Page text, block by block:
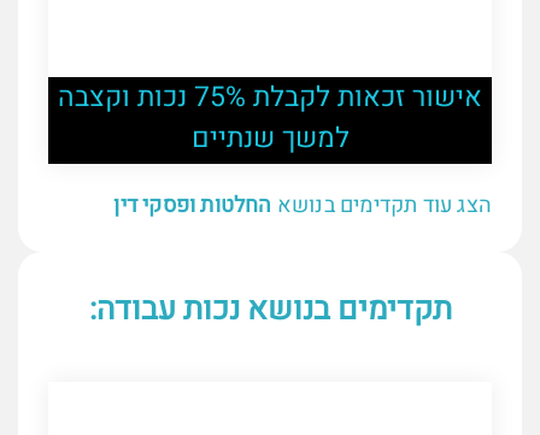
אישור זכאות לקבלת 75% נכות וקצבה
למשך שנתיים
הצג עוד תקדימים בנושא החלטות ופסקי דין
תקדימים בנושא נכות עבודה: